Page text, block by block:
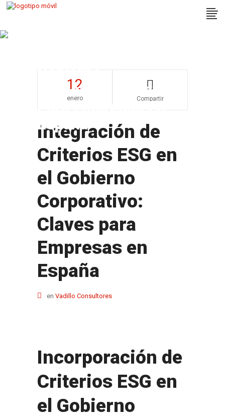
Corporativo: Claves
Para Empresas En
España
12
enero Compartir
Integración de
Criterios ESG en
el Gobierno
Corporativo:
Claves para
Empresas en
España
en Vadillo Consultores
Incorporación de
Criterios ESG en
el Gobierno